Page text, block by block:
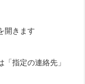
開きます
指定の連絡先」